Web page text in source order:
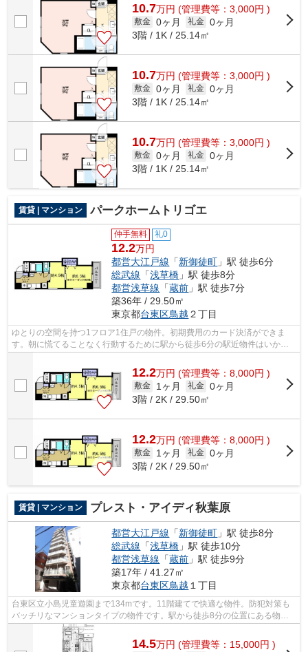
10.7万円 (管理費等：3,000円 )
敷金 0ヶ月 礼金 0ヶ月
3階 / 1K / 25.14㎡
10.7万円 (管理費等：3,000円 )
敷金 0ヶ月 礼金 0ヶ月
3階 / 1K / 25.14㎡
10.7万円 (管理費等：3,000円 )
敷金 0ヶ月 礼金 0ヶ月
3階 / 1K / 25.14㎡
賃貸 | マンション パークホームトリゴエ
仲手無料 礼0
12.2万円
都営大江戸線 「新御徒町 」駅 徒歩6分
総武線 「浅草橋 」駅 徒歩8分
都営浅草線 「蔵前 」駅 徒歩7分
築36年 / 29.50㎡
東京都台東区鳥越 ２丁目
ゆとりの空間を持つ1フロア1住戸の物件。初期費用のカード決済ができま
す。朝に慌てることなく行動するために駅から徒歩6分の駅近物件はいかが
12.2万円 (管理費等：8,000円 )
敷金 1ヶ月 礼金 0ヶ月
3階 / 2K / 29.50㎡
12.2万円 (管理費等：8,000円 )
敷金 1ヶ月 礼金 0ヶ月
3階 / 2K / 29.50㎡
賃貸 | マンション プレスト・アイディ秋葉原
都営大江戸線 「新御徒町 」駅 徒歩8分
総武線 「浅草橋 」駅 徒歩10分
都営浅草線 「蔵前 」駅 徒歩9分
築17年 / 41.27㎡
東京都台東区鳥越 １丁目
台東区立小島児童遊園まで134mです。11階建てで快適な物件。防犯対策も
バッチリなマンションタイプの物件です。駅から徒歩8分の位置にある物件
なので、アクセスも良好です。トラスト・...
14.5万円 (管理費等：15,000円 )